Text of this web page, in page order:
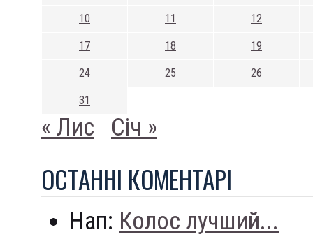
10 11 12
17 18 19
24 25 26
31
« Лис Січ »
ОСТАННI КОМЕНТАРI
Нап: Колос лучший...